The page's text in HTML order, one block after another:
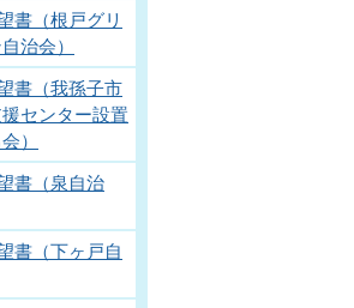
書（根戸グリ
治会）
書（我孫子市
センター設置
）
書（泉自治
書（下ヶ戸自